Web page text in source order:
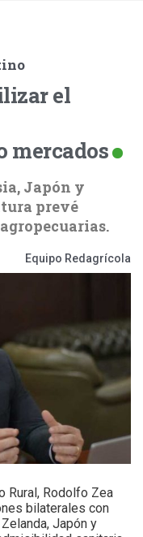
el
mercados
Japón y
prevé
Equipo Redagrícola
Rural, Rodolfo Zea
bilaterales con
Japón y